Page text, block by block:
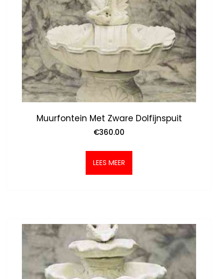
Muurfontein Met Zware Dolfijnspuit
€360.00
LEES MEER